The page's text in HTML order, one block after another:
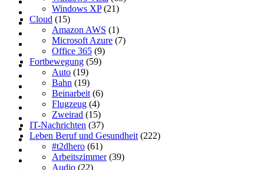
Windows XP(21)
Cloud (15)
Amazon AWS (1)
Microsoft Azure (7)
Office 365 (9)
Fortbewegung (59)
Auto (19)
Bahn (19)
Beinarbeit (6)
Flugzeug (4)
Zweirad (15)
IT-Nachrichten (37)
Leben Beruf und Gesundheit (222)
#t2dhero (61)
Arbeitszimmer(39)
Audio (22)